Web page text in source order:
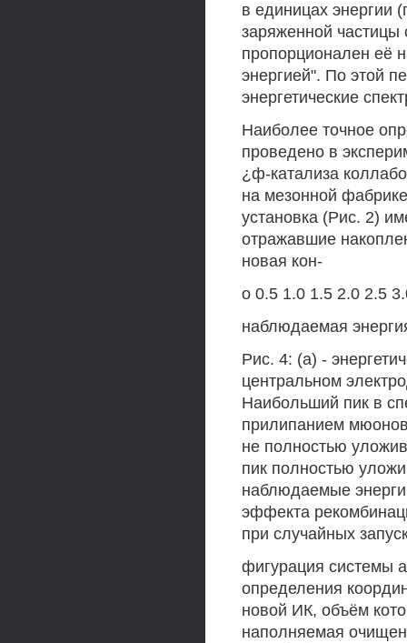
в единицах энергии
заряженной частицы
пропорционален её
энергией". По этой
энергетические
Наиболее точное
проведено в
¿ф-катализа
на мезонной
установка (Рис. 2)
отражавшие
новая кон-
о 0.5 1.0 1.5 2.0 2.5
наблюдаемая
Рис. 4: (а) -
центральном
Наибольший пик в
прилипанием
не полностью
пик полностью
наблюдаемые
эффекта
при случайных
фигурация системы
определения
новой ИК, объём
наполняемая